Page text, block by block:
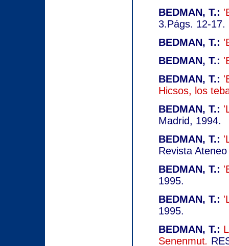
BEDMAN, T.:
3.Págs. 12-17.
BEDMAN, T.:
BEDMAN, T.:
BEDMAN, T.:
Hicsos, los
BEDMAN, T.:
Madrid, 1994.
BEDMAN, T.:
Revista
BEDMAN, T.:
1995.
BEDMAN, T.:
1995.
BEDMAN, T.:
Senenmut.